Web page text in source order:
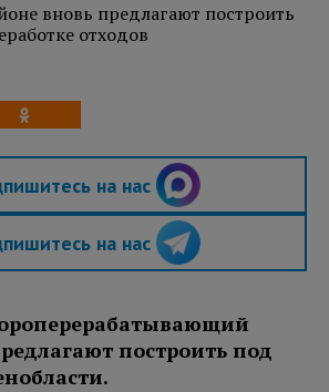
вновь предлагают построить
отходов
на нас
на нас
построить под